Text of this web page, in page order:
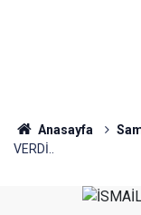
Anasayfa
VERDİ..